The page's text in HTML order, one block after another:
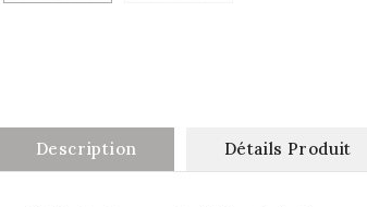
Description Détails Produit